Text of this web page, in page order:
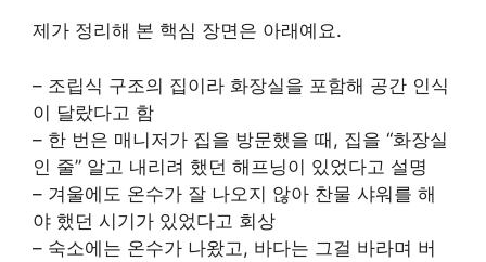
제가 정리해 본 핵심 장면은 아래예요.
– 조립식 구조의 집이라 화장실을 포함해 공간 인식
이 달랐다고 함
– 한 번은 매니저가 집을 방문했을 때, 집을 “화장실
인 줄” 알고 내리려 했던 해프닝이 있었다고 설명
– 겨울에도 온수가 잘 나오지 않아 찬물 샤워를 해
야 했던 시기가 있었다고 회상
– 숙소에는 온수가 나왔고, 바다는 그걸 바라며 버